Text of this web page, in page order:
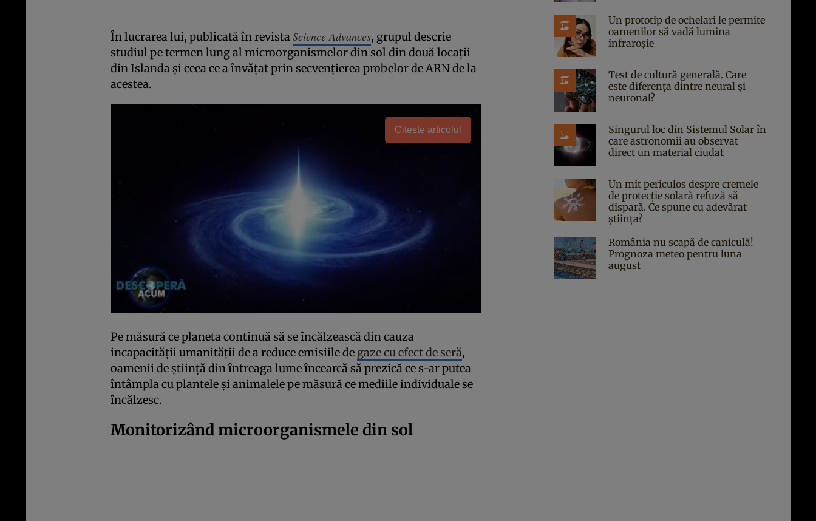
În lucrarea lui, publicată în revistaScience Advances, grupul descrie
studiul pe termen lung al microorganismelor din sol din două locații
din Islanda și ceea ce a învățat prin secvențierea probelor de ARN de la
acestea.
Citește articolul
Pe măsură ce planeta continuă să se încălzească din cauza
incapacității umanității de a reduce emisiile de gaze cu efect de seră,
oamenii de știință din întreaga lume încearcă să prezică ce s-ar putea
întâmpla cu plantele și animalele pe măsură ce mediile individuale se
încălzesc.
Monitorizând microorganismele din sol
Un prototip de ochelari le permite
oamenilor să vadă lumina
infraroșie
Test de cultură generală. Care
este diferența dintre neural și
neuronal?
Singurul loc din Sistemul Solar în
care astronomii au observat
direct un material ciudat
Un mit periculos despre cremele
de protecție solară refuză să
dispară. Ce spune cu adevărat
știința?
România nu scapă de caniculă!
Prognoza meteo pentru luna
august